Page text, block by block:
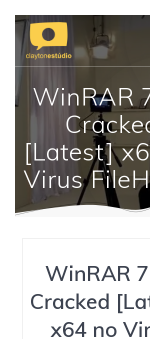
content
WinRAR
[Latest]
Virus
WinRAR
Cracked
x64 no